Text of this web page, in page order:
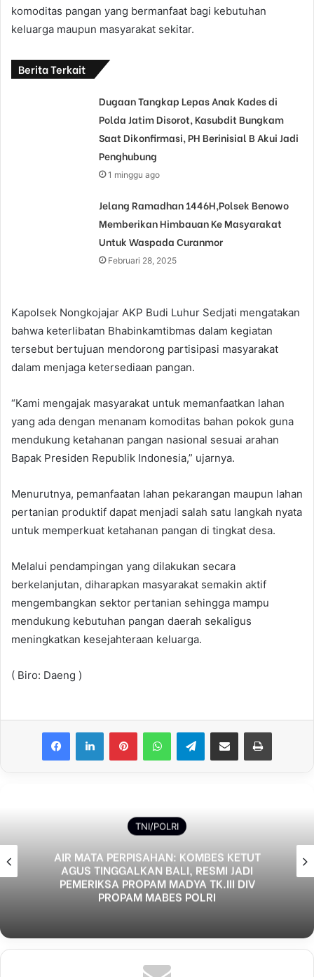
komoditas pangan yang bermanfaat bagi kebutuhan
keluarga maupun masyarakat sekitar.
Berita Terkait
Dugaan Tangkap Lepas Anak Kades di
Polda Jatim Disorot, Kasubdit Bungkam
Saat Dikonfirmasi, PH Berinisial B Akui Jadi
Penghubung
1 minggu ago
Jelang Ramadhan 1446H,Polsek Benowo
Memberikan Himbauan Ke Masyarakat
Untuk Waspada Curanmor
Februari 28, 2025
Kapolsek Nongkojajar AKP Budi Luhur Sedjati mengatakan
bahwa keterlibatan Bhabinkamtibmas dalam kegiatan
tersebut bertujuan mendorong partisipasi masyarakat
dalam menjaga ketersediaan pangan.
“Kami mengajak masyarakat untuk memanfaatkan lahan
yang ada dengan menanam komoditas bahan pokok guna
mendukung ketahanan pangan nasional sesuai arahan
Bapak Presiden Republik Indonesia,” ujarnya.
Menurutnya, pemanfaatan lahan pekarangan maupun lahan
pertanian produktif dapat menjadi salah satu langkah nyata
untuk memperkuat ketahanan pangan di tingkat desa.
Melalui pendampingan yang dilakukan secara
berkelanjutan, diharapkan masyarakat semakin aktif
mengembangkan sektor pertanian sehingga mampu
mendukung kebutuhan pangan daerah sekaligus
meningkatkan kesejahteraan keluarga.
( Biro: Daeng )
Telegram
TNI/POLRI
AIR MATA PERPISAHAN: KOMBES KETUT
AGUS TINGGALKAN BALI, RESMI JADI
PEMERIKSA PROPAM MADYA TK.III DIV
PROPAM MABES POLRI